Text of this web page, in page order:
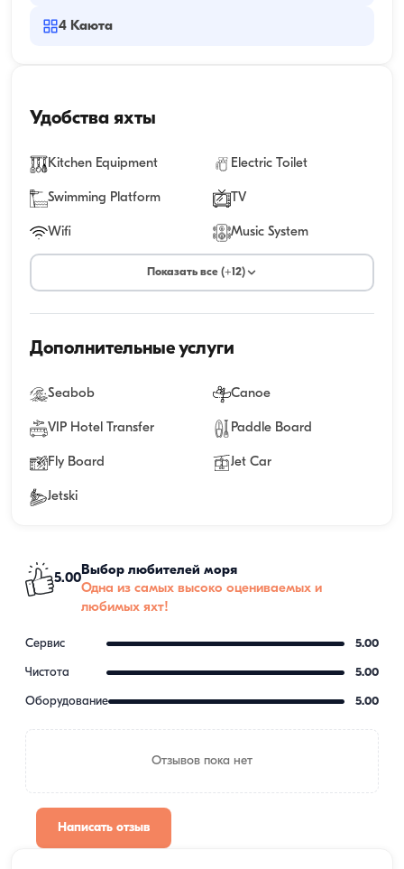
4 Каюта
Удобства яхты
Kitchen Equipment Electric Toilet
Swimming Platform TV
Wifi Music System
Показать все (+12)
Дополнительные услуги
Seabob Canoe
VIP Hotel Transfer Paddle Board
Fly Board Jet Car
Jetski
5.00
Выбор любителей моря
Одна из самых высоко оцениваемых и
любимых яхт!
Сервис 5.00
Чистота 5.00
Оборудование 5.00
Отзывов пока нет
Написать отзыв